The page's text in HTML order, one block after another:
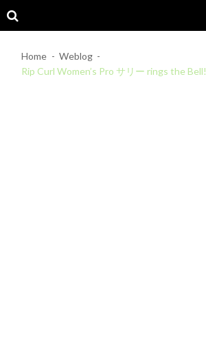
to
to
Home
Weblog
Rip Curl Women’s Pro サリー rings the Bell!